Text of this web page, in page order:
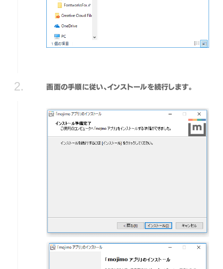
画面の手順に従い、インストールを続行します。